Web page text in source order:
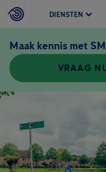
DIENSTEN
Maak kennis met
VRAAG